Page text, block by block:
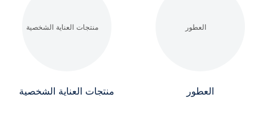
العطور منتجات العناية الشخصية